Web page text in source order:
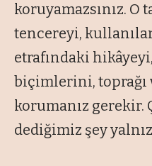
koruyamazsınız.
tencereyi,
etrafındaki
biçimlerini, toprağı
korumanız
dediğimiz şey